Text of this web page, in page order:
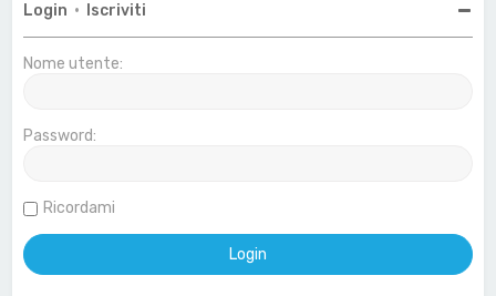
Login • Iscriviti
Nome utente:
Password:
Ricordami